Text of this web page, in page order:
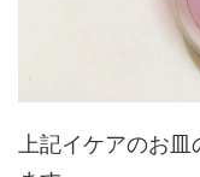
上記イケアのお